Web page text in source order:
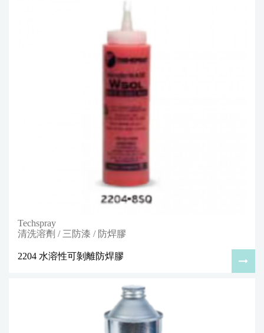
Techspray
清洗溶劑 / 三防漆 / 防焊膠
2204 水溶性可剝離防焊膠